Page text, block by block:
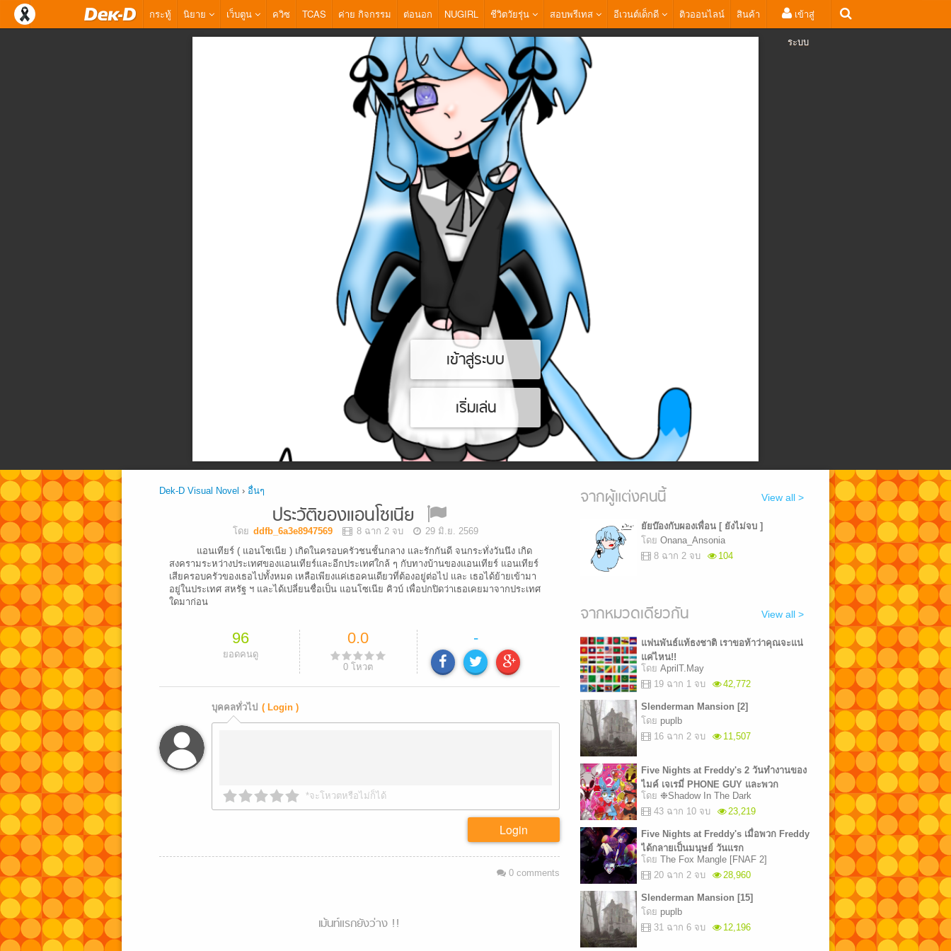
กระทู้ นิยาย เว็บตูน ควิซ TCAS ค่าย กิจกรรม ต่อนอก NUGIRL ชีวิตวัยรุ่น สอบพรีเทส อีเวนต์เด็กดี ติวออนไลน์ สินค้า เข้าสู่
ระบบ
เข้าสู่ระบบ
เริ่มเล่น
Dek-D Visual Novel › อื่นๆ
ประวัติของแอนโซเนีย
โดย ddfb_6a3e8947569 8 ฉาก 2 จบ
29 มิ.ย. 2569
แอนเทียร์ ( แอนโซเนีย ) เกิดในครอบครัวชนชั้นกลาง และรักกันดี จนกระทั่งวันนึง เกิด
สงครามระหว่างประเทศของแอนเทียร์และอีกประเทศใกล้ ๆ กับทางบ้านของแอนเทียร์ แอนเทียร์
เสียครอบครัวของเธอไปทั้งหมด เหลือเพียงแค่เธอคนเดียวที่ต้องอยู่ต่อไป และ เธอได้ย้ายเข้ามา
อยู่ในประเทศ สหรัฐ ฯ และได้เปลี่ยนชื่อเป็น แอนโซเนีย คิวบ์ เพื่อปกปิดว่าเธอเคยมาจากประเทศ
ใดมาก่อน
96
ยอดคนดู
0.0
0 โหวต
-
บุคคลทั่วไป ( Login )
*จะโหวตหรือไม่ก็ได้
Login
0 comments
เม้นท์แรกยังว่าง !!
จากผู้แต่งคนนี้ View all >
ยัยบ๊องกับผองเพื่อน [ ยังไม่จบ ]
โดย Onana_Ansonia
8 ฉาก 2 จบ
104
จากหมวดเดียวกัน View all >
แฟนพันธ์แท้ธงชาติ เราขอท้าว่าคุณจะแน่
แค่ไหน!!
โดย AprilT.May
19 ฉาก 1 จบ
42,772
Slenderman Mansion [2]
โดย puplb
16 ฉาก 2 จบ
11,507
Five Nights at Freddy's 2 วันทำงานของ
ไมค์ เจเรมี่ PHONE GUY และพวก
Freddy คืนที่ 8 The End
โดย ❉Shadow In The Dark
43 ฉาก 10 จบ
23,219
Five Nights at Freddy's เมื่อพวก Freddy
ได้กลายเป็นมนุษย์ วันแรก
โดย The Fox Mangle [FNAF 2]
20 ฉาก 2 จบ
28,960
Slenderman Mansion [15]
โดย puplb
31 ฉาก 6 จบ
12,196